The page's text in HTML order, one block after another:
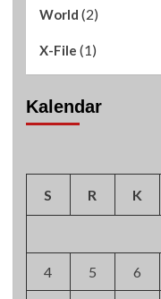
World (2)
X-File (1)
Kalendar
S R K
4 5 6